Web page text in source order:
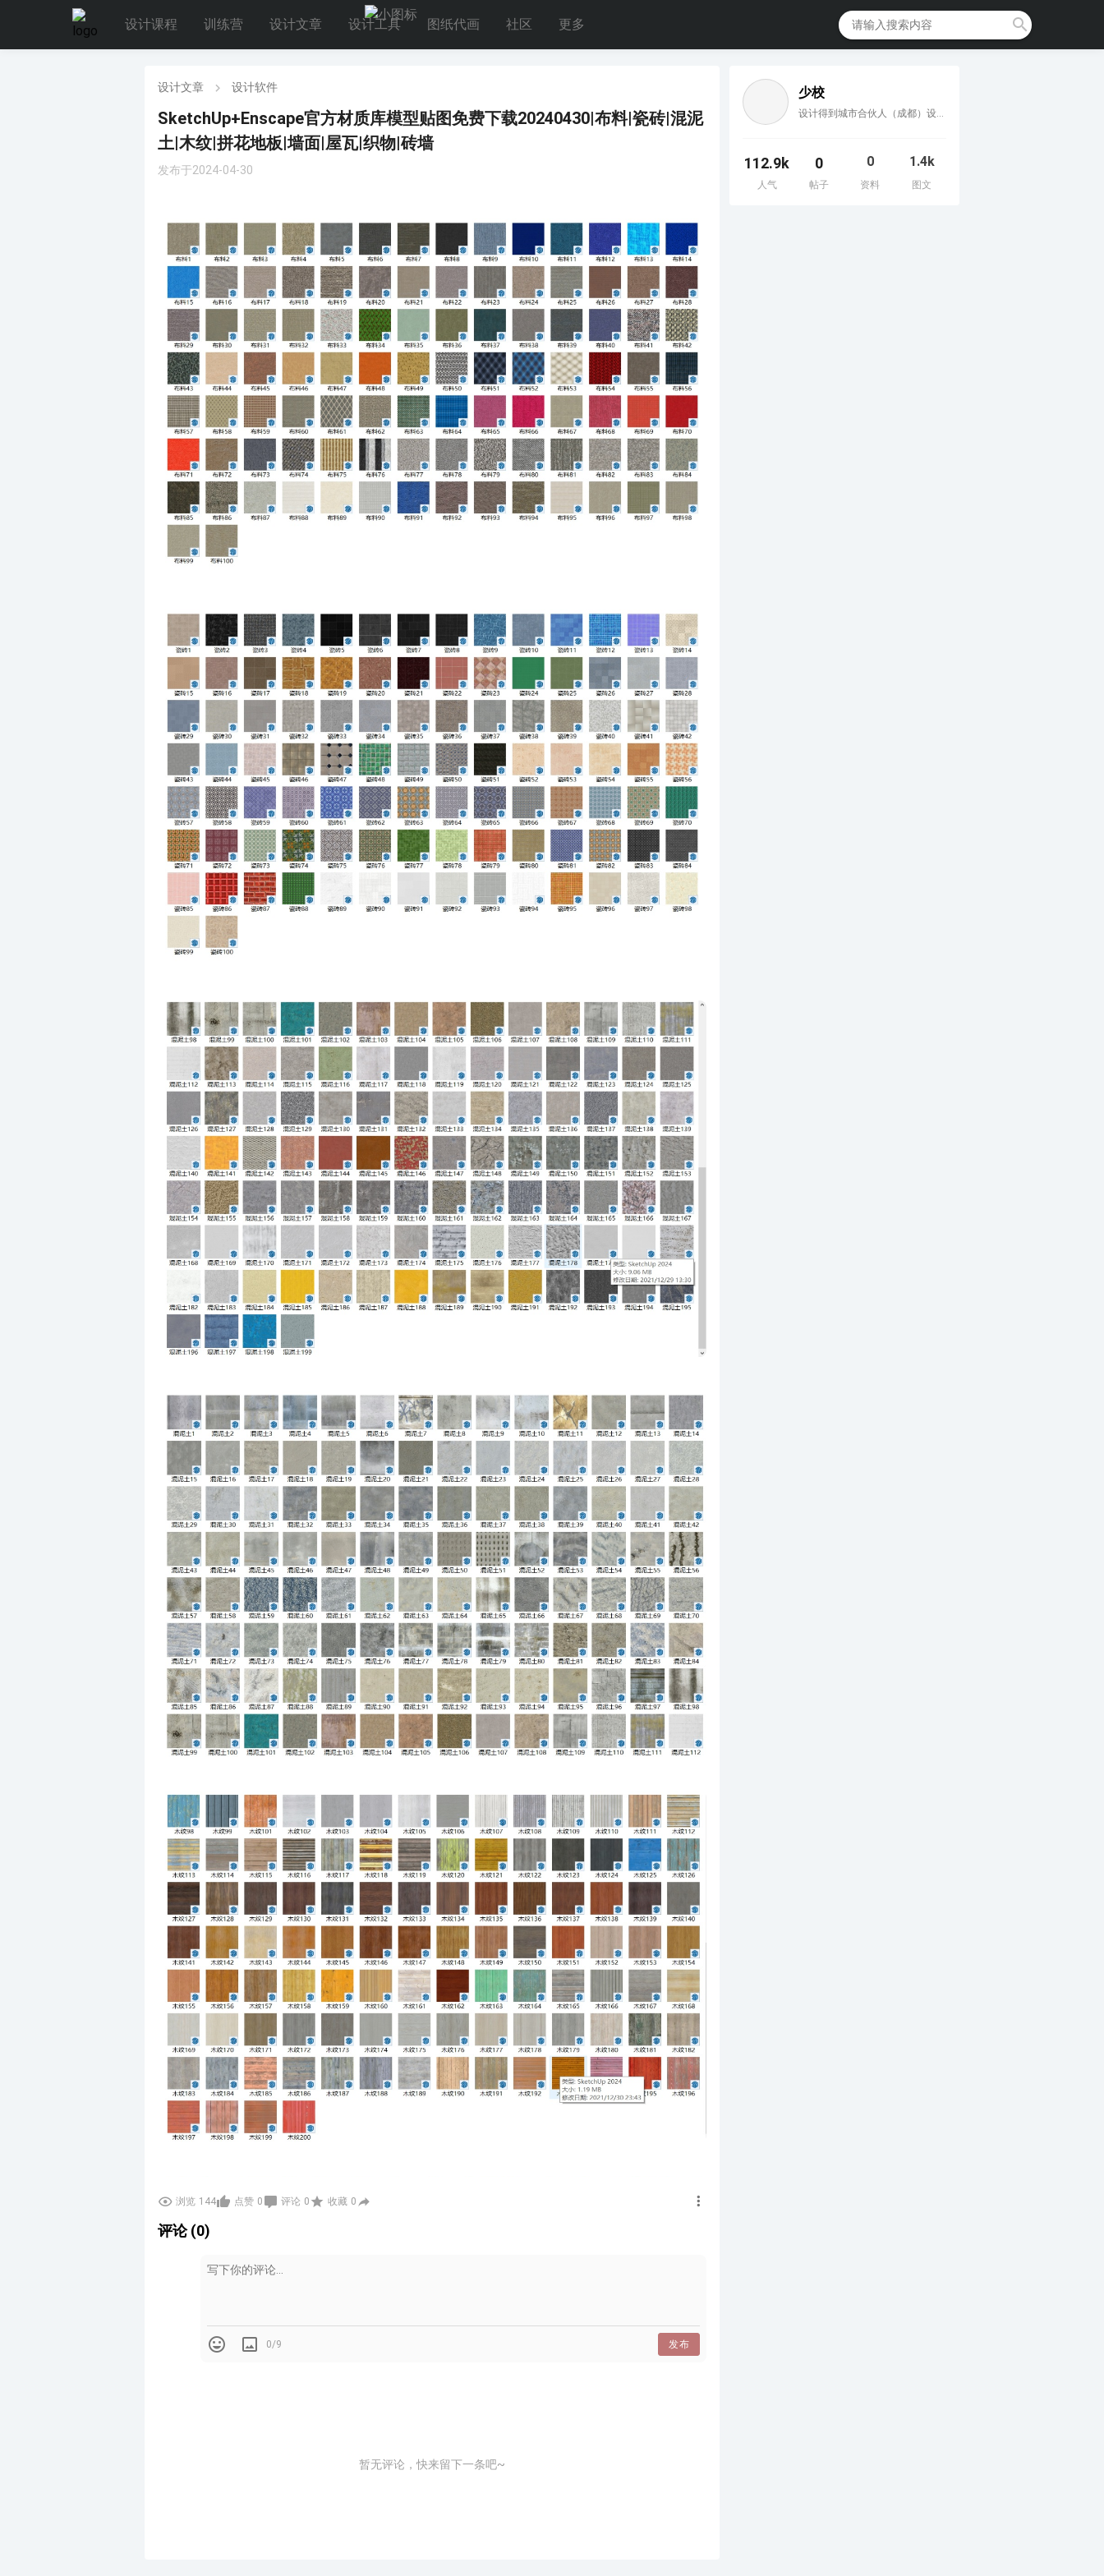
设计课程 训练营 设计文章 设计工具 图纸代画 社区 更多
设计文章 设计软件
SketchUp+Enscape官方材质库模型贴图免费下载20240430|布料|瓷砖|混泥
土|木纹|拼花地板|墙面|屋瓦|织物|砖墙
发布于2024-04-30
浏览 144 点赞 0 评论 0 收藏 0
评论 (0)
0/9 发布
暂无评论，快来留下一条吧~
少校
设计得到城市合伙人（成都）设计得到特邀嘉宾DFC数字建造官方（高级）讲师Cityplan官方认证（高级）讲师SketchUp国际认证（中国）评审专家美国天宝 SketchUp官方认证（高级）讲师SketchUp ATC授权培训中心评审委员观关外教育专家讲师云软件教育专家讲师SketchUp自学网创始人西娅云空间设计创始人
112.9k
人气
0
帖子
0
资料
1.4k
图文